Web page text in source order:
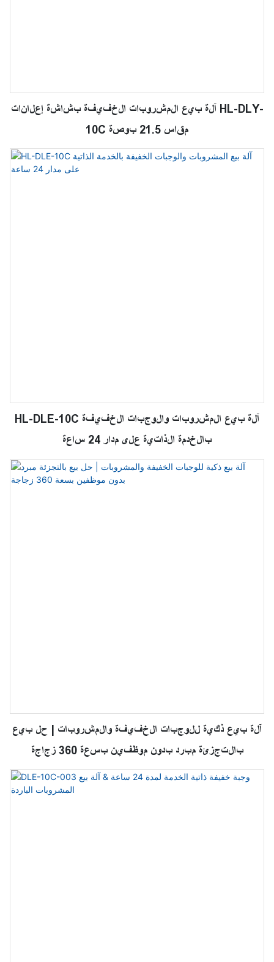
آلة بيع المشروبات الخفيفة بشاشة إعلانات HL-DLY-
10C مقاس 21.5 بوصة
HL-DLE-10C آلة بيع المشروبات والوجبات الخفيفة
بالخدمة الذاتية على مدار 24 ساعة
آلة بيع ذكية للوجبات الخفيفة والمشروبات | حل بيع
بالتجزئة مبرد بدون موظفين بسعة 360 زجاجة